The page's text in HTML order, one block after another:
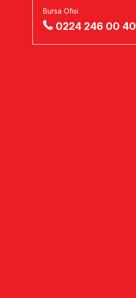
Bursa Ofisi
0224 246 00 40